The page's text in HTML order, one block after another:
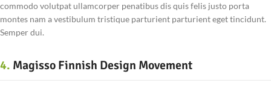
commodo volutpat ullamcorper penatibus dis quis felis justo porta
montes nam a vestibulum tristique parturient parturient eget tincidunt.
Semper dui.
4. Magisso Finnish Design Movement